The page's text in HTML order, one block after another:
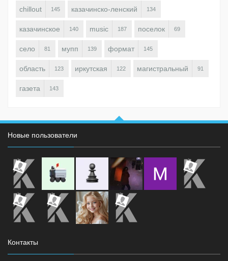
chillout 145 казачинско-ленский 134
казачинское 140 music 187 поселок 69
село 81 мупп 139 формат 145
область 123 иркутская 122 магистральный 91
газета 143
Новые пользователи
Контакты